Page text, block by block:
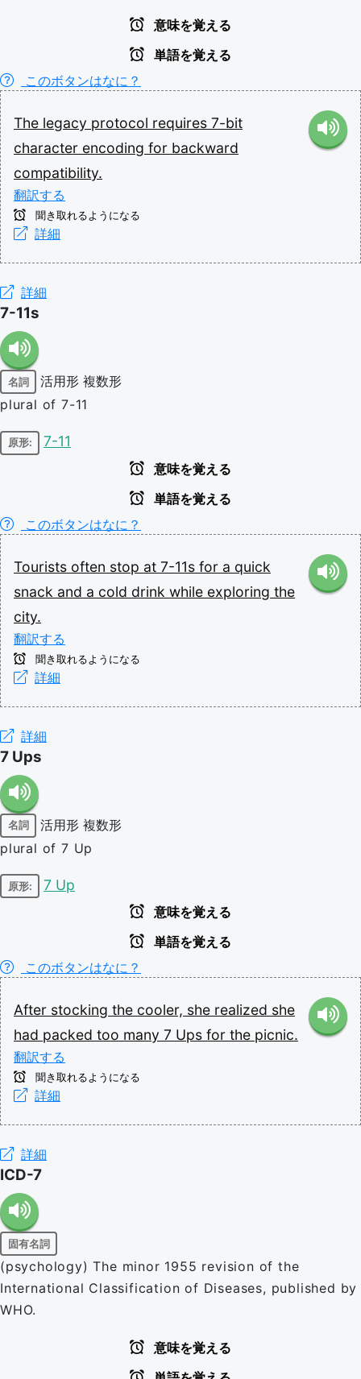
意味を覚える
単語を覚える
このボタンはなに？
The legacy protocol requires 7-bit
character encoding for backward
compatibility.
翻訳する
聞き取れるようになる
詳細
詳細
7-11s
名詞 活用形 複数形
plural of 7-11
原形: 7-11
意味を覚える
単語を覚える
このボタンはなに？
Tourists often stop at 7-11s for a quick
snack and a cold drink while exploring the
city.
翻訳する
聞き取れるようになる
詳細
詳細
7 Ups
名詞 活用形 複数形
plural of 7 Up
原形: 7 Up
意味を覚える
単語を覚える
このボタンはなに？
After stocking the cooler, she realized she
had packed too many 7 Ups for the picnic.
翻訳する
聞き取れるようになる
詳細
詳細
ICD-7
固有名詞
(psychology) The minor 1955 revision of the
International Classification of Diseases, published by
WHO.
意味を覚える